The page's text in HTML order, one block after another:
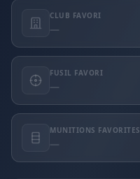
CLUB FAVORI
—
FUSIL FAVORI
—
MUNITIONS FAVORITES
—